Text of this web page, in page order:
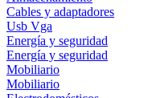
Cables y adaptadores
Usb Vga
Energía y seguridad
Energía y seguridad
Mobiliario
Mobiliario